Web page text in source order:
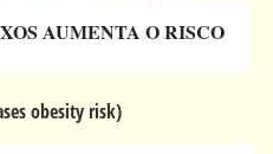
AUMENTA O RISCO
obesity risk)